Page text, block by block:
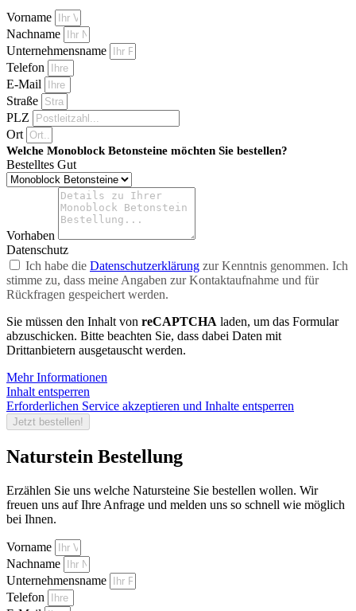
Vorname
Nachname
Unternehmensname
Telefon
E-Mail
Straße
PLZ
Ort
Welche Monoblock Betonsteine möchten Sie bestellen?
Bestelltes Gut
Vorhaben
Datenschutz
Ich habe die Datenschutzerklärung zur Kenntnis genommen. Ich
stimme zu, dass meine Angaben zur Kontaktaufnahme und für
Rückfragen gespeichert werden.
Sie müssen den Inhalt von reCAPTCHA laden, um das Formular
abzuschicken. Bitte beachten Sie, dass dabei Daten mit
Drittanbietern ausgetauscht werden.
Mehr Informationen
Inhalt entsperren
Erforderlichen Service akzeptieren und Inhalte entsperren
Jetzt bestellen!
Naturstein Bestellung
Erzählen Sie uns welche Natursteine Sie bestellen wollen. Wir
freuen uns auf Ihre Anfrage und melden uns so schnell wie möglich
bei Ihnen.
Vorname
Nachname
Unternehmensname
Telefon